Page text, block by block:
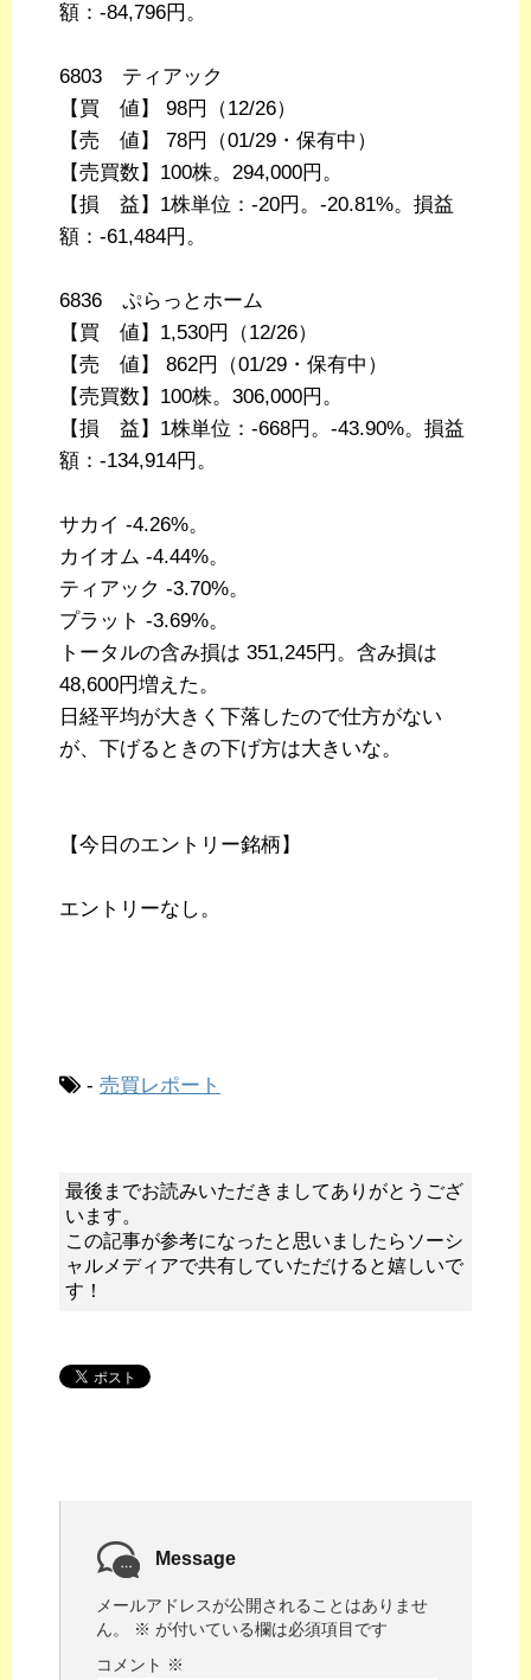
額：-84,796円。
6803 ティアック
【買 値】 98円（12/26）
【売 値】 78円（01/29・保有中）
【売買数】100株。294,000円。
【損 益】1株単位：-20円。-20.81%。損益
額：-61,484円。
6836 ぷらっとホーム
【買 値】1,530円（12/26）
【売 値】 862円（01/29・保有中）
【売買数】100株。306,000円。
【損 益】1株単位：-668円。-43.90%。損益
額：-134,914円。
サカイ -4.26%。
カイオム -4.44%。
ティアック -3.70%。
プラット -3.69%。
トータルの含み損は 351,245円。含み損は
48,600円増えた。
日経平均が大きく下落したので仕方がない
が、下げるときの下げ方は大きいな。
【今日のエントリー銘柄】
エントリーなし。
- 売買レポート
最後までお読みいただきましてありがとうござ
います。
この記事が参考になったと思いましたらソーシ
ャルメディアで共有していただけると嬉しいで
す！
Message
メールアドレスが公開されることはありませ
ん。
※ が付いている欄は必須項目です
コメント ※